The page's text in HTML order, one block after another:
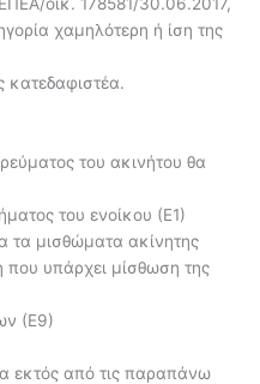
χαμηλότερη ή ίση της
κατεδαφιστέα.
του ακινήτου θα
του ενοίκου (Ε1)
τα μισθώματα ακίνητης
που υπάρχει μίσθωση της
(Ε9)
εκτός από τις παραπάνω